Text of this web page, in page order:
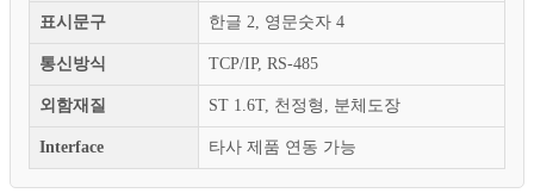
표시문구 한글 2, 영문숫자 4
통신방식 TCP/IP, RS-485
외함재질 ST 1.6T, 천정형, 분체도장
Interface 타사 제품 연동 가능